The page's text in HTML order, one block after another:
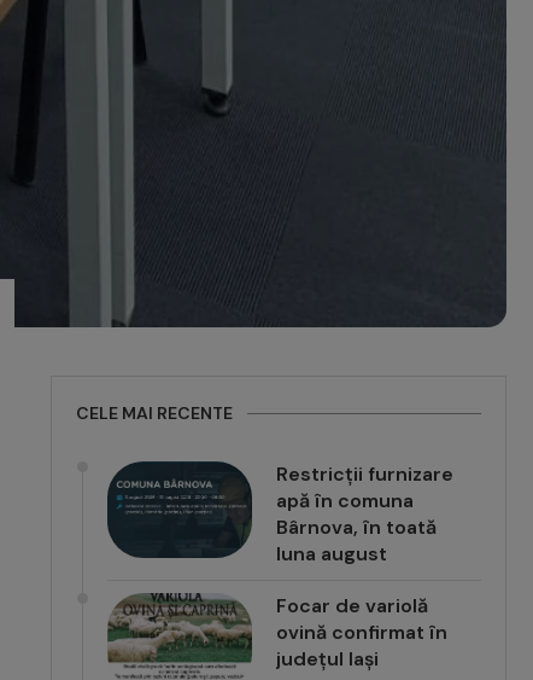
CELE MAI RECENTE
Restricții furnizare
apă în comuna
Bârnova, în toată
luna august
Focar de variolă
ovină confirmat în
județul Iași